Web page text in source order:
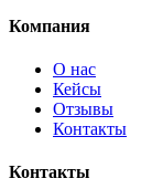
Компания
О нас
Кейсы
Отзывы
Контакты
Контакты